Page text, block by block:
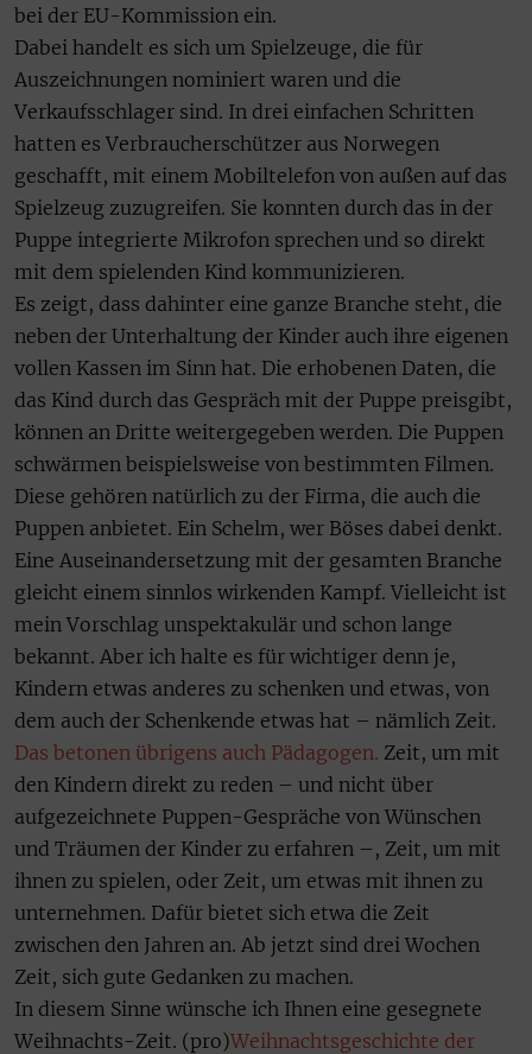
bei der EU-Kommission ein.
Dabei handelt es sich um Spielzeuge, die für
Auszeichnungen nominiert waren und die
Verkaufsschlager sind. In drei einfachen Schritten
hatten es Verbraucherschützer aus Norwegen
geschafft, mit einem Mobiltelefon von außen auf das
Spielzeug zuzugreifen. Sie konnten durch das in der
Puppe integrierte Mikrofon sprechen und so direkt
mit dem spielenden Kind kommunizieren.
Es zeigt, dass dahinter eine ganze Branche steht, die
neben der Unterhaltung der Kinder auch ihre eigenen
vollen Kassen im Sinn hat. Die erhobenen Daten, die
das Kind durch das Gespräch mit der Puppe preisgibt,
können an Dritte weitergegeben werden. Die Puppen
schwärmen beispielsweise von bestimmten Filmen.
Diese gehören natürlich zu der Firma, die auch die
Puppen anbietet. Ein Schelm, wer Böses dabei denkt.
Eine Auseinandersetzung mit der gesamten Branche
gleicht einem sinnlos wirkenden Kampf. Vielleicht ist
mein Vorschlag unspektakulär und schon lange
bekannt. Aber ich halte es für wichtiger denn je,
Kindern etwas anderes zu schenken und etwas, von
dem auch der Schenkende etwas hat – nämlich Zeit.
Das betonen übrigens auch Pädagogen. Zeit, um mit
den Kindern direkt zu reden – und nicht über
aufgezeichnete Puppen-Gespräche von Wünschen
und Träumen der Kinder zu erfahren –, Zeit, um mit
ihnen zu spielen, oder Zeit, um etwas mit ihnen zu
unternehmen. Dafür bietet sich etwa die Zeit
zwischen den Jahren an. Ab jetzt sind drei Wochen
Zeit, sich gute Gedanken zu machen.
In diesem Sinne wünsche ich Ihnen eine gesegnete
Weihnachts-Zeit. (pro)Weihnachtsgeschichte der